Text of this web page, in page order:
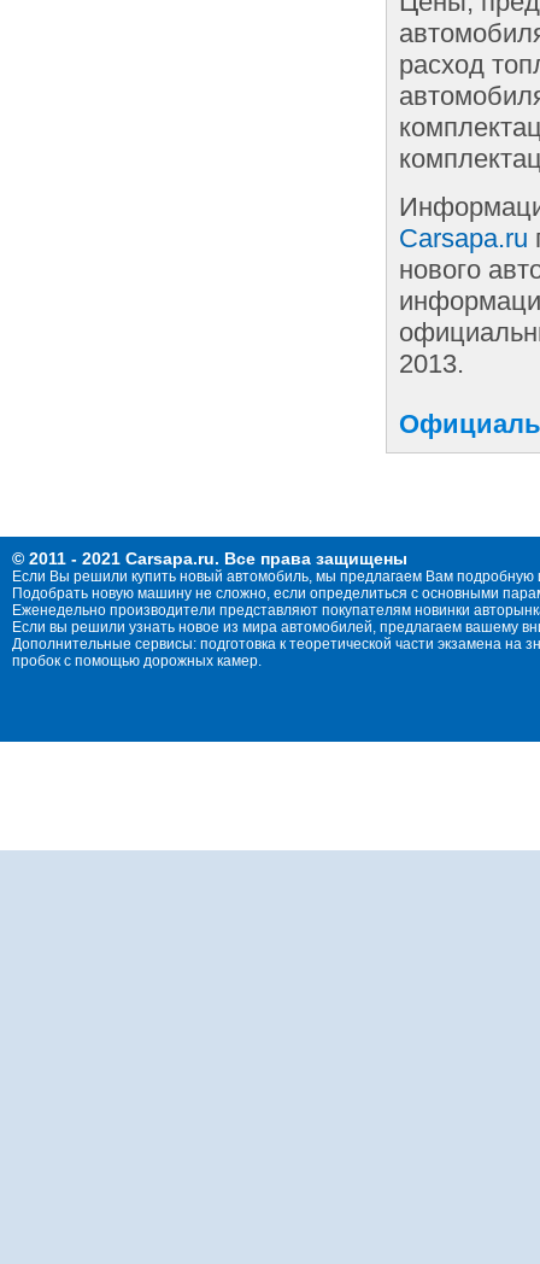
расход
Carsapa.ru
нового
2013.
© 2011 - 2021 Carsapa.ru. Все права защищены
Если Вы решили купить новый автомобиль, мы предлагаем Вам
Подобрать новую машину не сложно, если определиться с основными
Еженедельно производители представляют покупателям новинки
Если вы решили узнать новое из мира автомобилей, предлагаем вашему
Дополнительные сервисы: подготовка к теоретической части экзамена
пробок с помощью дорожных камер.